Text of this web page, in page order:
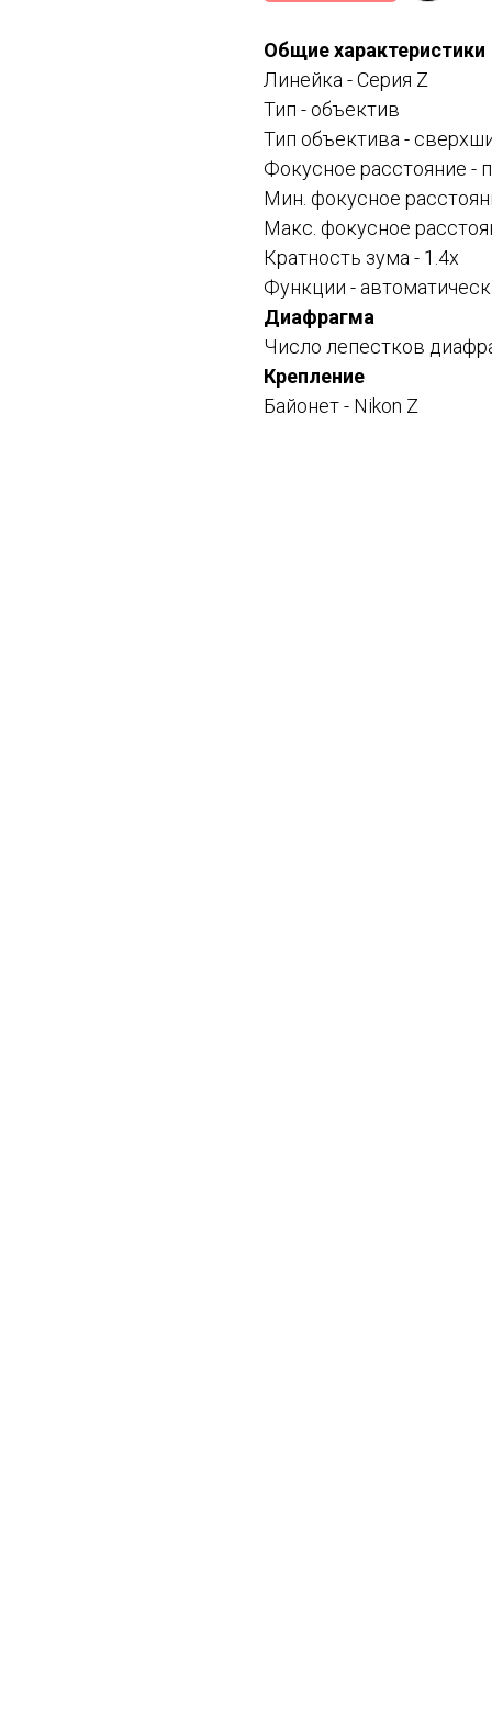
Общие характеристики
Линейка -Серия Z
Тип - объектив
Тип объектива -
Фокусное расстояние -
Мин. фокусное
Макс. фокусное
Кратность зума - 1.4x
Функции -
Диафрагма
Число лепестков
Крепление
Байонет - Nikon Z